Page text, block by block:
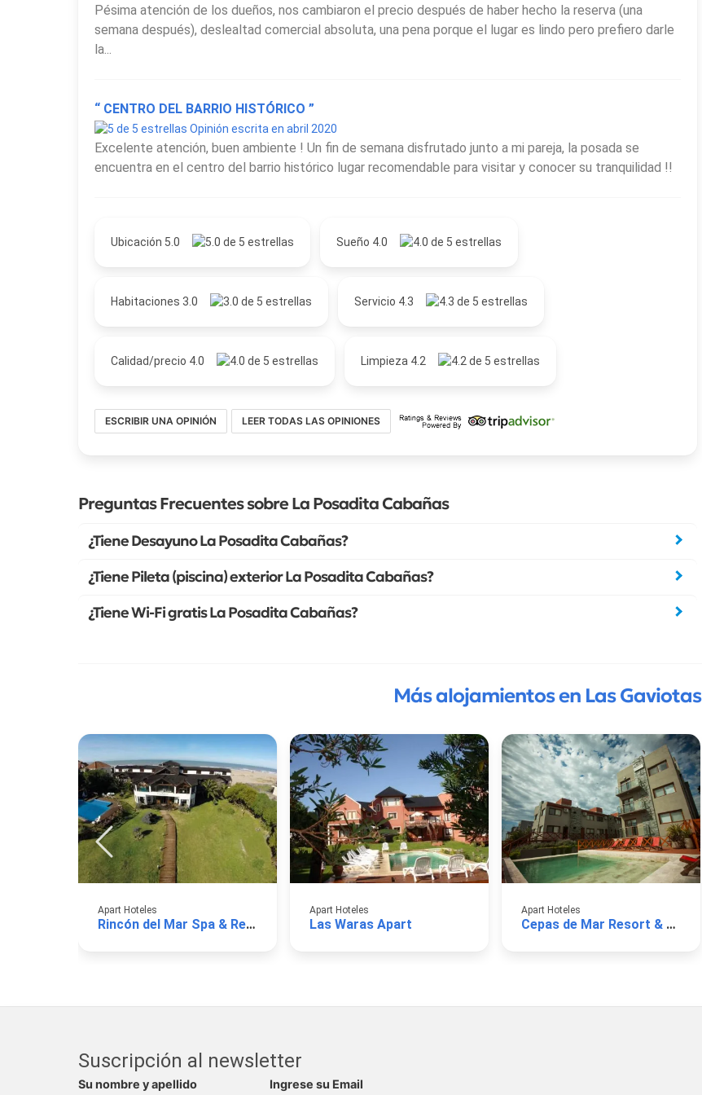
Pésima atención de los dueños, nos cambiaron el precio después de haber hecho la reserva (una
semana después), deslealtad comercial absoluta, una pena porque el lugar es lindo pero prefiero darle
la...
“ CENTRO DEL BARRIO HISTÓRICO ”
Opinión escrita en abril 2020
Excelente atención, buen ambiente ! Un fin de semana disfrutado junto a mi pareja, la posada se
encuentra en el centro del barrio histórico lugar recomendable para visitar y conocer su tranquilidad !!
Ubicación 5.0 Sueño 4.0
Habitaciones 3.0 Servicio 4.3
Calidad/precio 4.0 Limpieza 4.2
ESCRIBIR UNA OPINIÓN LEER TODAS LAS OPINIONES
Preguntas Frecuentes sobre La Posadita Cabañas
¿Tiene Desayuno La Posadita Cabañas?
¿Tiene Pileta (piscina) exterior La Posadita Cabañas?
¿Tiene Wi-Fi gratis La Posadita Cabañas?
Más alojamientos en Las Gaviotas
Apart Hoteles
Rincón del Mar Spa & Resort
Apart Hoteles
Las Waras Apart
Apart Hoteles
Cepas de Mar Resort & Wine
Suscripción al newsletter
Su nombre y apellido Ingrese su Email